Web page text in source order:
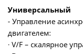
Универсальный
- Управление
двигателем:
∙ V/F – скалярное